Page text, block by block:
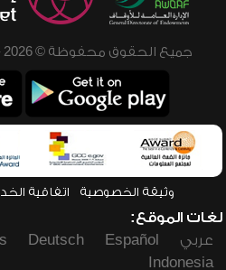
جميع الحقوق محفوظة © 2026 - 1998 لشبكة إسلام ويب
وثيقة الخصوصية اتفاقية
لغات الموقع:
عربي
Español
Deutsch
Indonesia